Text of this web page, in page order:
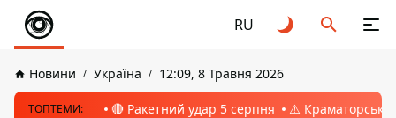
RU
Новини Україна 12:09, 8 Травня 2026
ТОПТЕМИ: 🔴 Ракетний удар 5 серпня ⚠️ Краматорськ,